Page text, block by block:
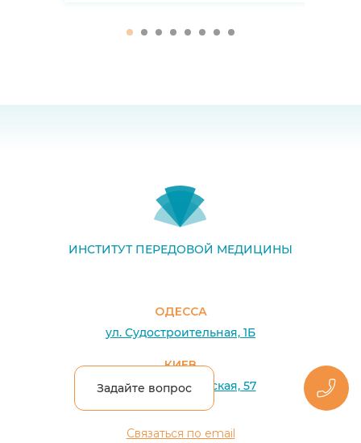
ИНСТИТУТ ПЕРЕДОВОЙ МЕДИЦИНЫ
ОДЕССА
ул. Судостроительная, 1Б
КИЕВ
ул. Константиновская, 57
Связаться по email
Задайте вопрос